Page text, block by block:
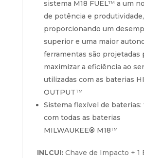
sistema M18 FUEL™ a um
de potência e produtividade,
proporcionando um
superior e uma maior
ferramentas são projetadas
maximizar a eficiência ao
utilizadas com as baterias
OUTPUT™
Sistema flexível de baterias:
com todas as baterias
MILWAUKEE® M18™
INLCUI:Chave de Impacto + 1